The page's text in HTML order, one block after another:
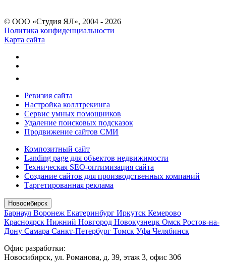
© ООО «Студия ЯЛ», 2004 - 2026
Политика конфиденциальности
Карта сайта
Ревизия сайта
Настройка коллтрекинга
Сервис умных помощников
Удаление поисковых подсказок
Продвижение сайтов СМИ
Композитный сайт
Landing page для объектов недвижимости
Техническая SEO-оптимизация сайта
Создание сайтов для производственных компаний
Таргетированная реклама
Новосибирск
Барнаул Воронеж Екатеринбург Иркутск Кемерово
Красноярск Нижний Новгород Новокузнецк Омск Ростов-на-
Дону Самара Санкт-Петербург Томск Уфа Челябинск
Офис разработки:
Новосибирск, ул. Романова, д. 39, этаж 3, офис 306